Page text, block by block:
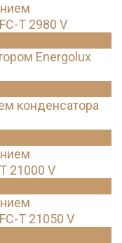
T 2980 V
Energolux
конденсатора
21000 V
T 21050 V